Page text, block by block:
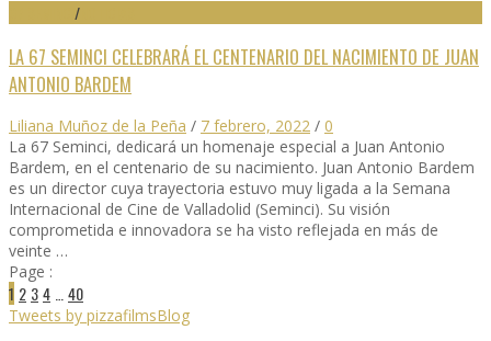
/
LA 67 SEMINCI CELEBRARÁ EL CENTENARIO DEL NACIMIENTO DE JUAN
ANTONIO BARDEM
Liliana Muñoz de la Peña / 7 febrero, 2022 / 0
La 67 Seminci, dedicará un homenaje especial a Juan Antonio
Bardem, en el centenario de su nacimiento. Juan Antonio Bardem
es un director cuya trayectoria estuvo muy ligada a la Semana
Internacional de Cine de Valladolid (Seminci). Su visión
comprometida e innovadora se ha visto reflejada en más de
veinte …
Page :
1 2 34 40
Tweets by pizzafilmsBlog